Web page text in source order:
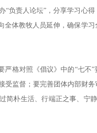
“负责人论坛”，分享学习心
全体教牧人员延伸，确保学
严格对照《倡议》中的“七不
受监督；要完善团体内部财
简朴生活、行端正之事、宁